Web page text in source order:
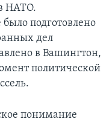
НАТО.
подготовлено
дел
в Вашингтон,
политической
понимание